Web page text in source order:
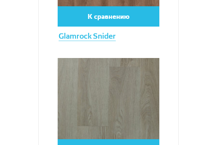
Glamrock Snider
К сравнению
Увеличить